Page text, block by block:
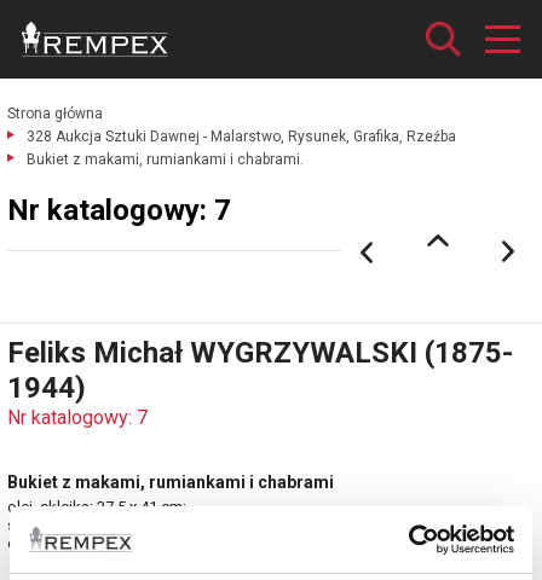
Strona główna
328 Aukcja Sztuki Dawnej - Malarstwo, Rysunek, Grafika, Rzeźba
Bukiet z makami, rumiankami i chabrami.
Nr katalogowy: 7
Feliks Michał WYGRZYWALSKI (1875-
1944)
Nr katalogowy: 7
Bukiet z makami, rumiankami i chabrami
olej, sklejka; 37,5 x 41 cm;
sygn. p. d.: F.M. Wygrzywalski.
estymacja: 18 000 - 20 000 zł